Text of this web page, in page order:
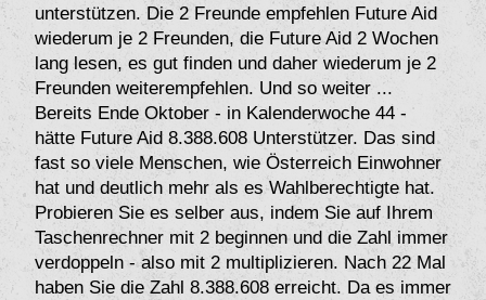
unterstützen. Die 2 Freunde empfehlen Future Aid
wiederum je 2 Freunden, die Future Aid 2 Wochen
lang lesen, es gut finden und daher wiederum je 2
Freunden weiterempfehlen. Und so weiter ...
Bereits Ende Oktober - in Kalenderwoche 44 -
hätte Future Aid 8.388.608 Unterstützer. Das sind
fast so viele Menschen, wie Österreich Einwohner
hat und deutlich mehr als es Wahlberechtigte hat.
Probieren Sie es selber aus, indem Sie auf Ihrem
Taschenrechner mit 2 beginnen und die Zahl immer
verdoppeln - also mit 2 multiplizieren. Nach 22 Mal
haben Sie die Zahl 8.388.608 erreicht. Da es immer